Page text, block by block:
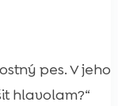
pes. V jeho
hlavolam?“